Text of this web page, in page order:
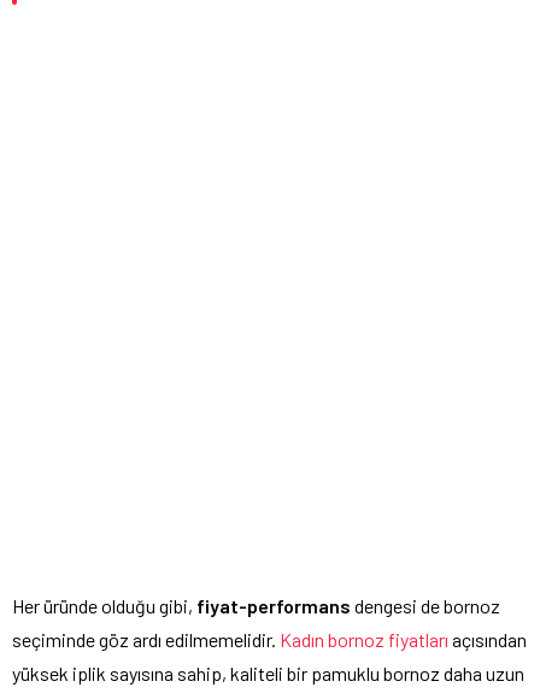
Her üründe olduğu gibi, fiyat-performans dengesi de bornoz
seçiminde göz ardı edilmemelidir. Kadın bornoz fiyatları açısından
yüksek iplik sayısına sahip, kaliteli bir pamuklu bornoz daha uzun